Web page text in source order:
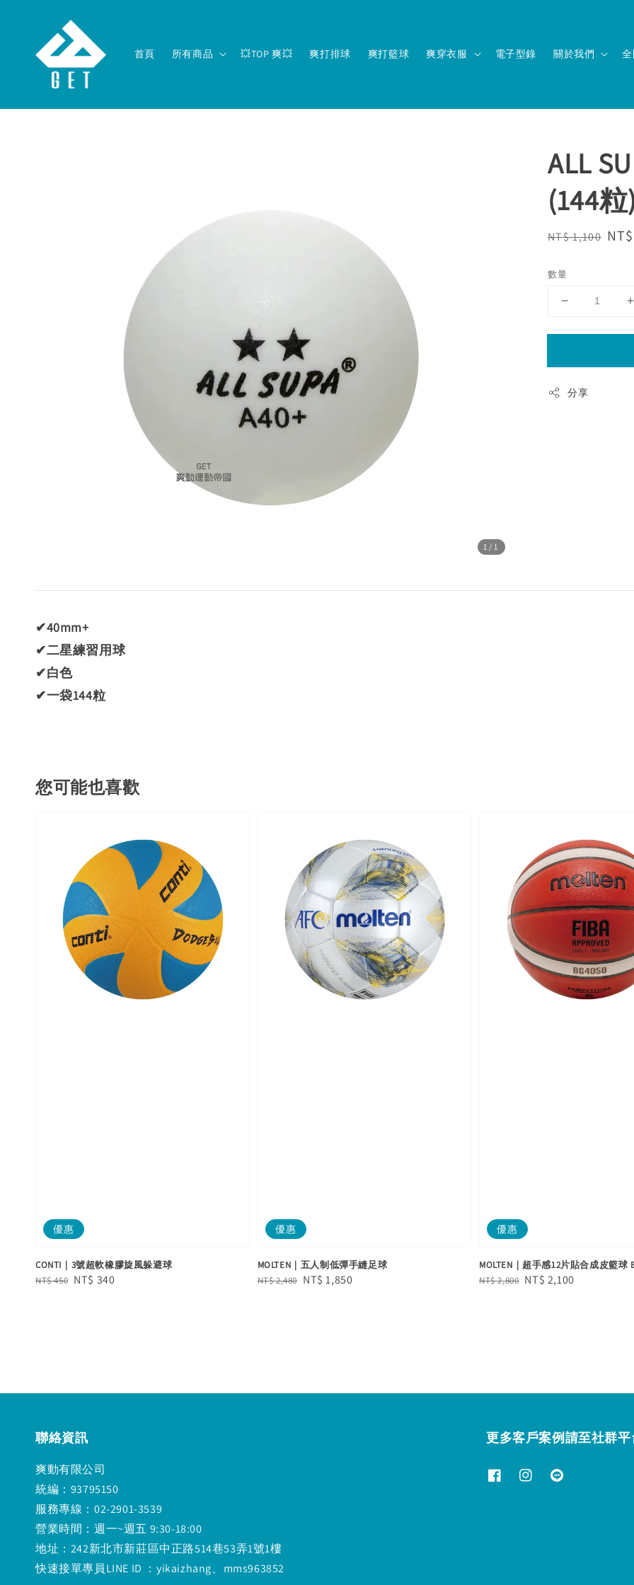
首頁 所有商品 💥TOP 爽💥 爽打排球 爽打籃球 爽穿衣服 電子型錄 關於我們
1 /1
ALL
(144粒
Regular
NT$ 1,100 Sale
數量
分享
✔40mm+
✔二星練習用球
✔白色
✔一袋144粒
您可能也喜歡
優惠
CONTI｜3號超軟橡膠旋風躲避球
Regular
NT$ 450 Sale
NT$ 340
優惠
MOLTEN｜五人制低彈手縫足球
Regular
NT$ 2,480 Sale
NT$ 1,850
優惠
MOLTEN｜超手感12片貼合成皮籃球
Regular
NT$ 2,800 Sale
NT$ 2,100
聯絡資訊
爽動有限公司
統編：93795150
服務專線：02-2901-3539
營業時間：週一~週五 9:30-18:00
地址：242新北市新莊區中正路514巷53弄1號1樓
快速接單專員LINE ID ：yikaizhang、mms963852
更多客戶案例請至社群平